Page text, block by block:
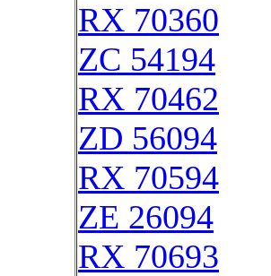
RX 70360
ZC 54194
RX 70462
ZD 56094
RX 70594
ZE 26094
RX 70693